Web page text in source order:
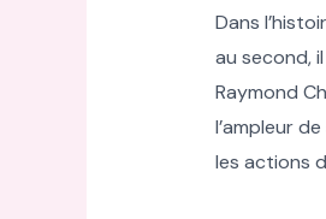
Dans
au second,
Raymond
l’ampleur
les actions